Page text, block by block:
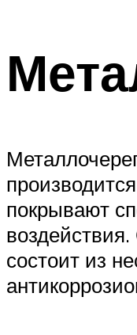
покрывают
состоит из